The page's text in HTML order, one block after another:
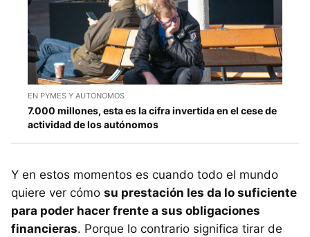
EN PYMES Y AUTONOMOS
7.000 millones, esta es la cifra invertida en el cese de
actividad de los autónomos
Y en estos momentos es cuando todo el mundo
quiere ver cómo su prestación les da lo suficiente
para poder hacer frente a sus obligaciones
financieras. Porque lo contrario significa tirar de